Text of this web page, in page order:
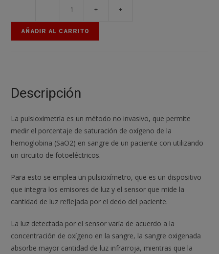
- - + +
AÑADIR AL CARRITO
Descripción
La pulsioximetría es un método no invasivo, que permite
medir el porcentaje de saturación de oxígeno de la
hemoglobina (SaO2) en sangre de un paciente con utilizando
un circuito de fotoeléctricos.
Para esto se emplea un pulsioxímetro, que es un dispositivo
que integra los emisores de luz y el sensor que mide la
cantidad de luz reflejada por el dedo del paciente.
La luz detectada por el sensor varía de acuerdo a la
concentración de oxígeno en la sangre, la sangre oxigenada
absorbe mayor cantidad de luz infrarroja, mientras que la